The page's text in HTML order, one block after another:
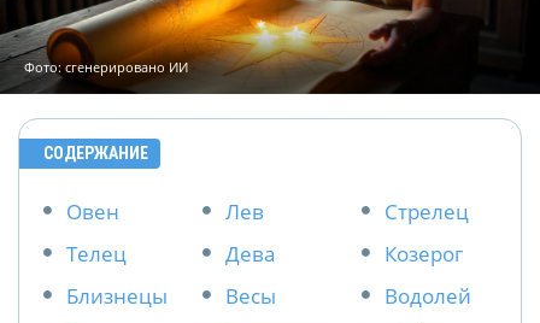
Фото: сгенерировано ИИ
СОДЕРЖАНИЕ
Овен
Телец
Близнецы
Лев
Дева
Весы
Стрелец
Козерог
Водолей